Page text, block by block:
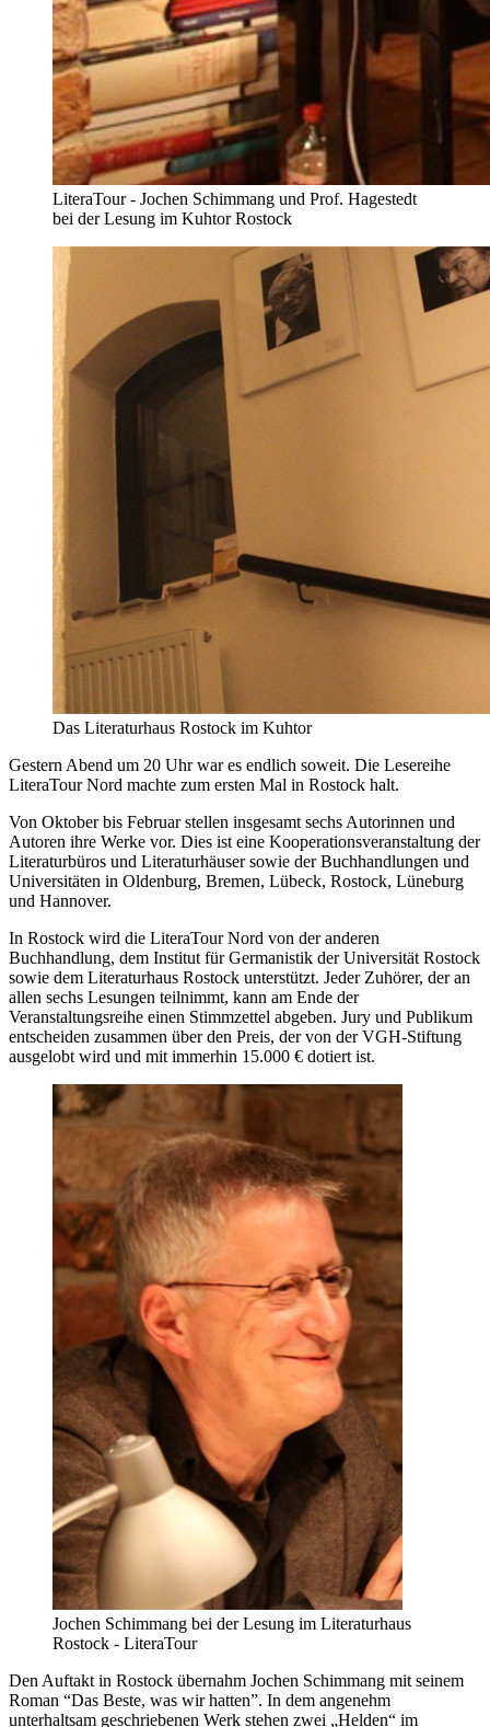
LiteraTour - Jochen Schimmang und Prof. Hagestedt
bei der Lesung im Kuhtor Rostock
Das Literaturhaus Rostock im Kuhtor
Gestern Abend um 20 Uhr war es endlich soweit. Die Lesereihe
LiteraTour Nord machte zum ersten Mal in Rostock halt.
Von Oktober bis Februar stellen insgesamt sechs Autorinnen und
Autoren ihre Werke vor. Dies ist eine Kooperationsveranstaltung der
Literaturbüros und Literaturhäuser sowie der Buchhandlungen und
Universitäten in Oldenburg, Bremen, Lübeck, Rostock, Lüneburg
und Hannover.
In Rostock wird die LiteraTour Nord von der anderen
Buchhandlung, dem Institut für Germanistik der Universität Rostock
sowie dem Literaturhaus Rostock unterstützt. Jeder Zuhörer, der an
allen sechs Lesungen teilnimmt, kann am Ende der
Veranstaltungsreihe einen Stimmzettel abgeben. Jury und Publikum
entscheiden zusammen über den Preis, der von der VGH-Stiftung
ausgelobt wird und mit immerhin 15.000 € dotiert ist.
Jochen Schimmang bei der Lesung im Literaturhaus
Rostock - LiteraTour
Den Auftakt in Rostock übernahm Jochen Schimmang mit seinem
Roman “Das Beste, was wir hatten”. In dem angenehm
unterhaltsam geschriebenen Werk stehen zwei „Helden“ im